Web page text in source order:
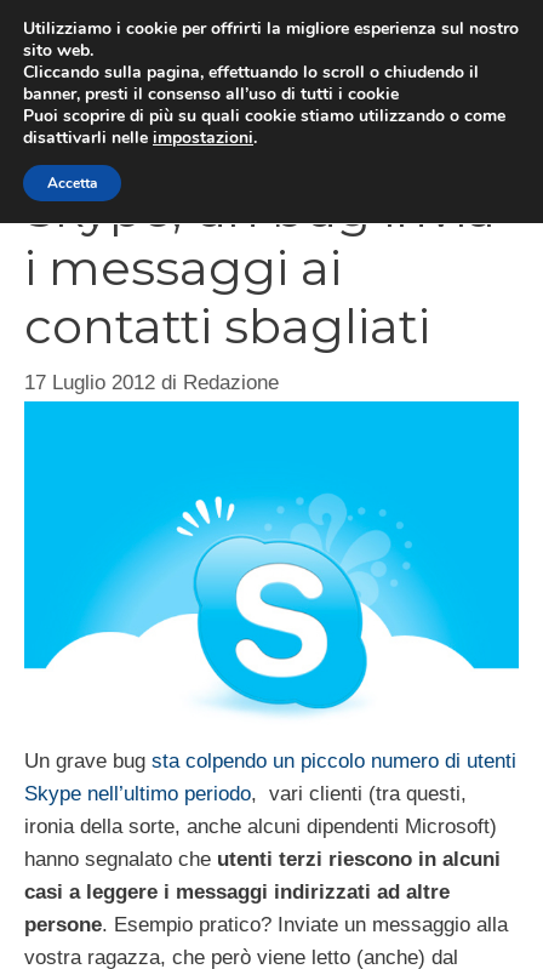
contenuto
Skype, un bug invia
i messaggi ai
contatti sbagliati
17 Luglio 2012 di Redazione
Un grave bug sta colpendo un piccolo numero di utenti
Skype nell’ultimo periodo, vari clienti (tra questi,
ironia della sorte, anche alcuni dipendenti Microsoft)
hanno segnalato che utenti terzi riescono in alcuni
casi a leggere i messaggi indirizzati ad altre
persone. Esempio pratico? Inviate un messaggio alla
vostra ragazza, che però viene letto (anche) dal
Utilizziamo i cookie per offrirti la migliore esperienza sul nostro
sito web.
Cliccando sulla pagina, effettuando lo scroll o chiudendo il
banner, presti il consenso all’uso di tutti i cookie
Puoi scoprire di più su quali cookie stiamo utilizzando o come
disattivarli nelle impostazioni.
Accetta